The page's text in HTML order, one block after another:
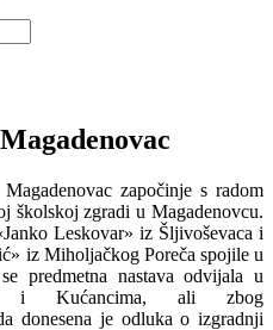
započinje s radom
školskoj zgradi u Magadenovcu.
Leskovar» iz Šljivoševaca i
iz Miholjačkog Poreča spojile u
predmetna nastava odvijala u
i Kućancima, ali zbog
donesena je odluka o izgradnji